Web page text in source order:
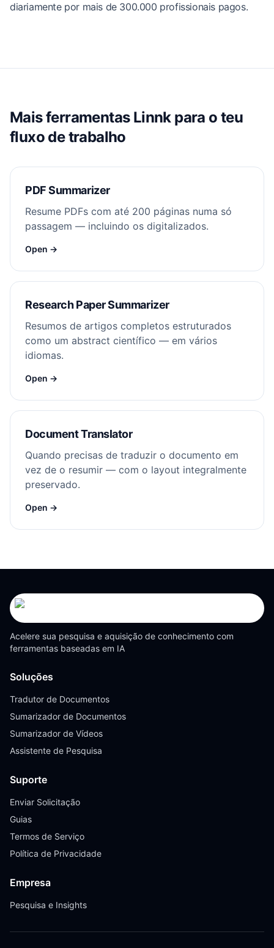
diariamente por mais de 300.000 profissionais pagos.
Mais ferramentas Linnk para o teu
fluxo de trabalho
PDF Summarizer
Resume PDFs com até 200 páginas numa só
passagem — incluindo os digitalizados.
Open →
Research Paper Summarizer
Resumos de artigos completos estruturados
como um abstract científico — em vários
idiomas.
Open →
Document Translator
Quando precisas de traduzir o documento em
vez de o resumir — com o layout integralmente
preservado.
Open →
Acelere sua pesquisa e aquisição de conhecimento com
ferramentas baseadas em IA
Soluções
Tradutor de Documentos
Sumarizador de Documentos
Sumarizador de Vídeos
Assistente de Pesquisa
Suporte
Enviar Solicitação
Guias
Termos de Serviço
Política de Privacidade
Empresa
Pesquisa e Insights